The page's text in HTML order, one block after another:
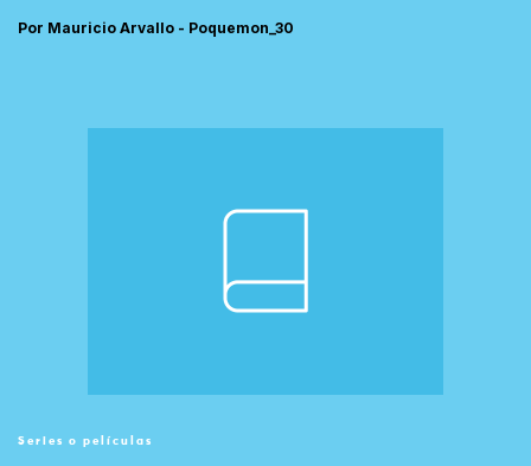
Por Mauricio Arvallo - Poquemon_30
Series o películas